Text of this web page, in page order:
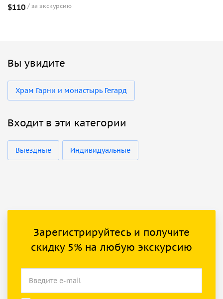
$110 за экскурсию
Вы увидите
Храм Гарни и монастырь Гегард
Входит в эти категории
Выездные Индивидуальные
Зарегистрируйтесь и получите
скидку 5% на любую экскурсию